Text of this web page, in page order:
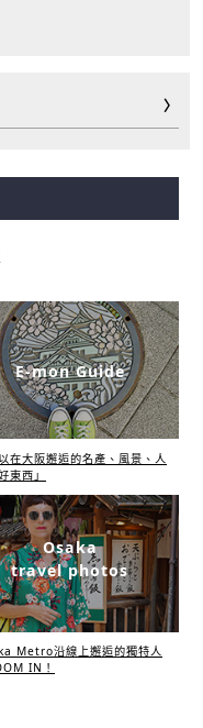
E-mon Guide
在大阪邂逅的名產、風景、人
東西」
Osaka
travel photos
Metro沿線上邂逅的獨特人
IN！